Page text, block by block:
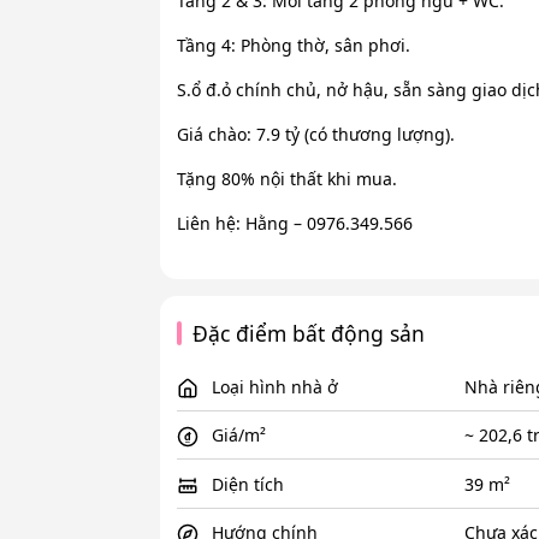
Tầng 4: Phòng thờ, sân phơi.
S.ổ đ.ỏ chính chủ, nở hậu, sẵn sàng giao
Giá chào: 7.9 tỷ (có thương lượng).
Tặng 80% nội thất khi mua.
Liên hệ: Hằng – 0976.349.566
Đặc điểm bất động sản
Loại hình nhà ở Nhà
Giá/m² ~ 202,6
Diện tích 39 m²
Hướng chính Chưa